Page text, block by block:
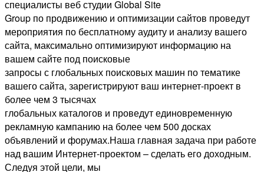
специалисты веб студии Global Site
Group по продвижению и оптимизации сайтов проведут
мероприятия по бесплатному аудиту и анализу вашего
сайта, максимально оптимизируют информацию на
вашем сайте под поисковые
запросы с глобальных поисковых машин по тематике
вашего сайта, зарегистрируют ваш интернет-проект в
более чем 3 тысячах
глобальных каталогов и проведут единовременную
рекламную кампанию на более чем 500 досках
объявлений и форумах.Наша главная задача при работе
над вашим Интернет-проектом – сделать его доходным.
Следуя этой цели, мы